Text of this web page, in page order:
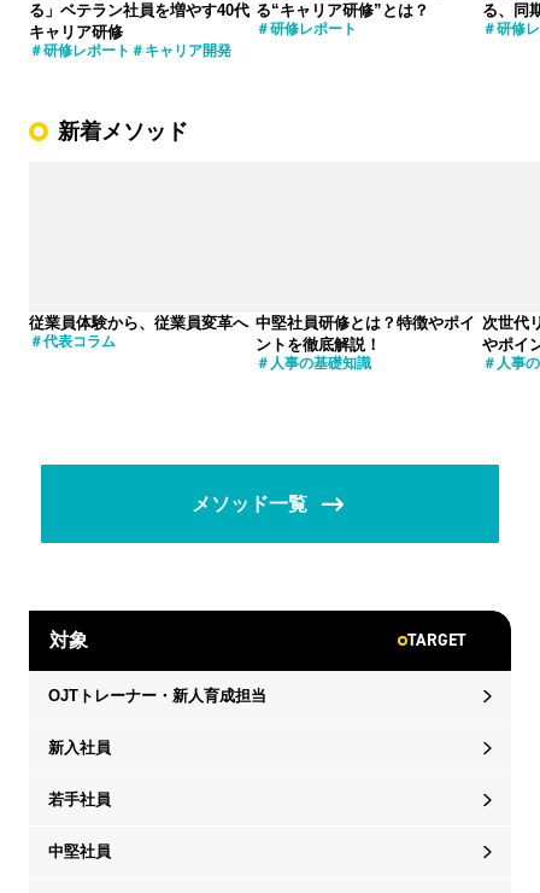
る」ベテラン社員を増やす40代
キャリア研修
研修レポート キャリア開発
る“キャリア研修”とは？
研修レポート
る、同
研修
新着メソッド
従業員体験から、従業員変革へ
代表コラム
中堅社員研修とは？特徴やポイ
ントを徹底解説！
人事の基礎知識
次世代
やポイ
人事
メソッド一覧
対象 TARGET
OJTトレーナー・新人育成担当
新入社員
若手社員
中堅社員